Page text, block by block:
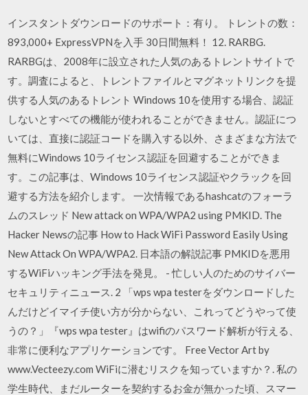
インスタントダウンロードのサポート：有り。 トレントの数：
893,000+ ExpressVPNを入手 30日間無料！ 12. RARBG.
RARBGは、2008年に設立された人気のあるトレントサイトで
す。調査によると、トレントファイルとマグネットリンクを提
供する人気のあるトレント Windows 10を使用する場合、認証
しないとすべての機能が使われることができません。認証につ
いては、直接に認証コードを購入する以外、さまざまな方法で
無料にWindows 10ライセンス認証を回避することができま
す。この記事は、Windows 10ライセンス認証やクラックを回
避する方法を紹介します。 一次情報であるhashcatのフォーラ
ムのスレッド New attack on WPA/WPA2 using PMKID. The
Hacker Newsの記事 How to Hack WiFi Password Easily Using
New Attack On WPA/WPA2. 日本語の解説記事 PMKIDを悪用
するWiFiハッキング手法を発見。 - 忙しい人のためのサイバー
セキュリティニュース. 2 「wps wpa testerをダウンロードした
んだけどイマイチ使い方が分からない、これってどうやって使
うの？」『wps wpa tester』はwifiのパスワード解析が行える、
非常に便利なアプリケーションです。 Free Vector Art by
www.Vecteezy.com WiFiに潜むリスクを知っていますか？. 私の
学生時代、まだルーターを契約するお金が無かった頃、スマー